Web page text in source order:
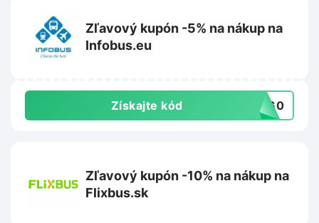
Zľavový kupón -5% na nákup na
Infobus.eu
Získajte kód NT60
Zľavový kupón -10% na nákup na
Flixbus.sk